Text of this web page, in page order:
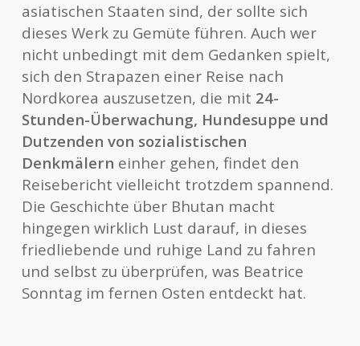
asiatischen Staaten sind, der sollte sich
dieses Werk zu Gemüte führen. Auch wer
nicht unbedingt mit dem Gedanken spielt,
sich den Strapazen einer Reise nach
Nordkorea auszusetzen, die mit 24-
Stunden-Überwachung, Hundesuppe und
Dutzenden von sozialistischen
Denkmälern einher gehen, findet den
Reisebericht vielleicht trotzdem spannend.
Die Geschichte über Bhutan macht
hingegen wirklich Lust darauf, in dieses
friedliebende und ruhige Land zu fahren
und selbst zu überprüfen, was Beatrice
Sonntag im fernen Osten entdeckt hat.